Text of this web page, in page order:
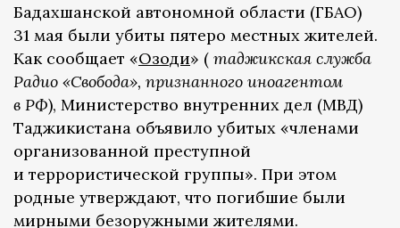
Бадахшанской автономной области (ГБАО)
31 мая были убиты пятеро местных жителей.
Как сообщает «Озоди» ( таджикская служба
Радио «Свобода», признанного иноагентом
в РФ), Министерство внутренних дел (МВД)
Таджикистана объявило убитых «членами
организованной преступной
и террористической группы». При этом
родные утверждают, что погибшие были
мирными безоружными жителями.